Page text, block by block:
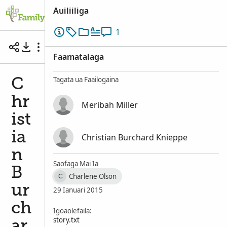
Christian Burchard Kniep - A Life Sketch
C
hr
ist
ia
n
B
ur
ch
Auiliiliga
1
Faamatalaga
Tagata ua Faailogaina
Meribah Miller
Christian Burchard Knieppe
Saofaga Mai Ia
C
Charlene Olson
29 Ianuari 2015
Igoaolefaila:
story.txt